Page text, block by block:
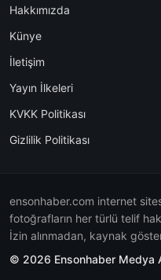
Hakkımızda
Künye
İletişim
Yayın İlkeleri
KVKK Politikası
Gizlilik Politikası
ensonhaber.com internet
fotoğrafların her türlü telif
İzin alınmadan, kaynak
© 2026 Ensonhaber Medya